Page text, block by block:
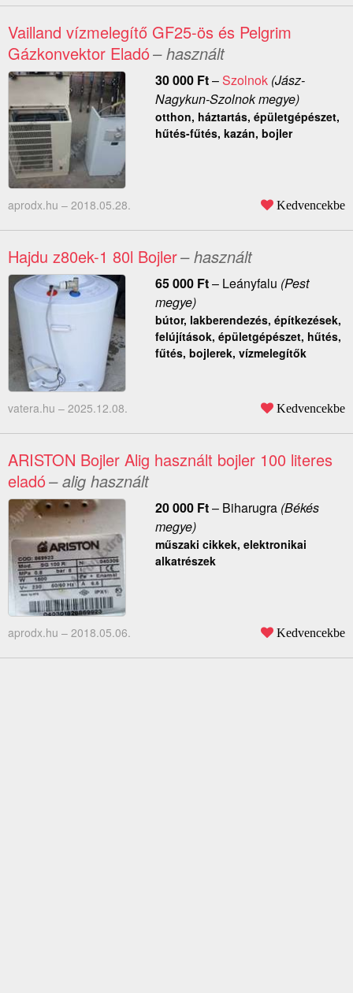
Vailland vízmelegítő GF25-ös és Pelgrim
Gázkonvektor Eladó– használt
30 000 Ft–Szolnok(Jász-
Nagykun-Szolnok megye)
otthon, háztartás, épületgépészet,
hűtés-fűtés, kazán, bojler
aprodx.hu – 2018.05.28. Kedvencekbe
Hajdu z80ek-1 80l Bojler– használt
65 000 Ft– Leányfalu (Pest
megye)
bútor, lakberendezés, építkezések,
felújítások, épületgépészet, hűtés,
fűtés, bojlerek, vízmelegítők
vatera.hu – 2025.12.08. Kedvencekbe
ARISTON Bojler Alig használt bojler 100 literes
eladó– alig használt
20 000 Ft– Biharugra(Békés
megye)
műszaki cikkek, elektronikai
alkatrészek
aprodx.hu – 2018.05.06. Kedvencekbe